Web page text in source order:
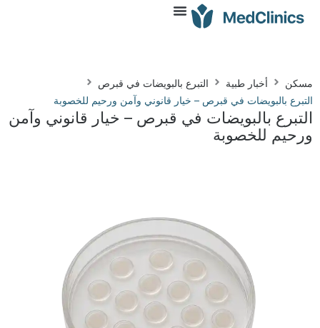
التبرع بالبويضات في قبرص – خيار قانوني وآمن
ورحيم للخصوبة
مسكن أخبار طبية
التبرع بالبويضات في قبرص
التبرع بالبويضات في قبرص – خيار قانوني وآمن ورحيم للخصوبة